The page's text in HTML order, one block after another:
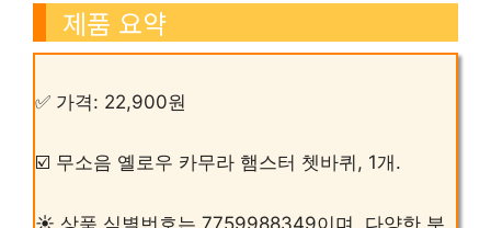
제품 요약
✅ 가격: 22,900원
☑️ 무소음 옐로우 카무라 햄스터 쳇바퀴, 1개.
☀️ 상품 식별번호는 7759988349이며, 다양한 분